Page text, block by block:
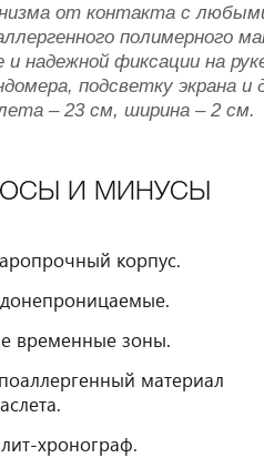
от контакта с
полимерного
и надежной фиксации на
подсветку экрана
– 23 см, ширина – 2 см.
И МИНУСЫ
корпус.
временные зоны.
материал
хронограф.